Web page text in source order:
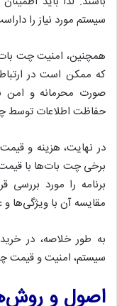
سیستم مورد نیاز را
همچنین، امنیت چت بات
که ممکن است در
صورت محرمانه و امن
حفاظت اطلاعات
در نهایت، هزینه و
برخی چت بات‌ها با قیمت
برنامه را مورد
مقایسه آن با ویژگی‌ها و
به طور خلاصه، در
سیستم، امنیت و قیمت
اصول و